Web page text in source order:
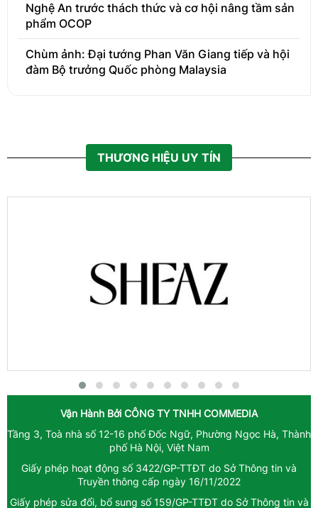
Nghệ An trước thách thức và cơ hội nâng tầm sản
phẩm OCOP
Chùm ảnh: Đại tướng Phan Văn Giang tiếp và hội
đàm Bộ trưởng Quốc phòng Malaysia
THƯƠNG HIỆU UY TÍN
Vận Hành Bởi CÔNG TY TNHH COMMEDIA
Tầng 3, Toà nhà số 12-16 phố Đốc Ngữ, Phường Ngọc Hà, Thành
phố Hà Nội, Việt Nam
Giấy phép hoạt động số 3422/GP-TTĐT do Sở Thông tin và
Truyền thông cấp ngày 16/11/2022
Giấy phép sửa đổi, bổ sung số 159/GP-TTĐT do Sở Thông tin và